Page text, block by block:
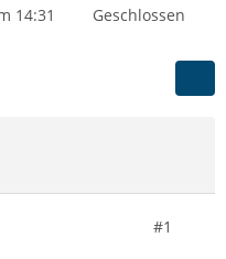
14:31
Geschlossen
#1